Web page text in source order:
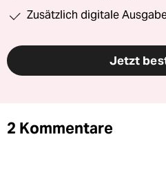
Zusätzlich digitale
Jetzt
2 Kommentare